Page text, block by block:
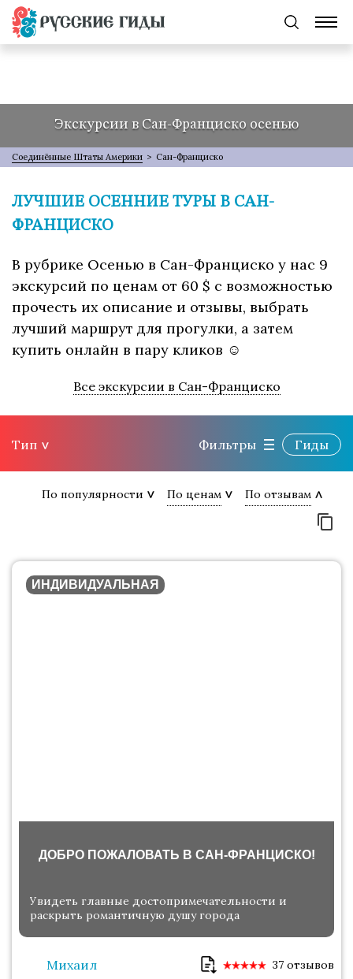
Экскурсии в Сан-Франциско осенью
Соединённые Штаты Америки > Сан-Франциско
ЛУЧШИЕ ОСЕННИЕ ТУРЫ В САН-
ФРАНЦИСКО
В рубрике Осенью в Сан-Франциско у нас 9
экскурсий по ценам от 60 $ с возможностью
прочесть их описание и отзывы, выбрать
лучший маршрут для прогулки, а затем
купить онлайн в пару кликов ☺
Все экскурсии в Сан-Франциско
Тип Фильтры Гиды
По популярности По ценам По отзывам
ИНДИВИДУАЛЬНАЯ
ДОБРО ПОЖАЛОВАТЬ В САН-ФРАНЦИСКО!
Увидеть главные достопримечательности и
раскрыть романтичную душу города
Михаил 37 отзывов